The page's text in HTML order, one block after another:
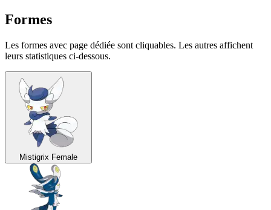
Formes
Les formes avec page dédiée sont cliquables. Les autres affichent
leurs statistiques ci-dessous.
Mistigrix Female